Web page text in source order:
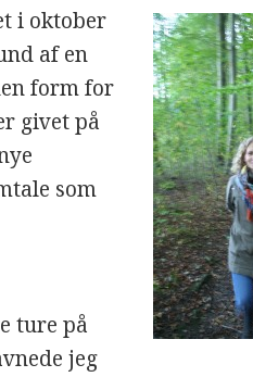
i oktober
af en
form for
givet på
som
ture på
jeg